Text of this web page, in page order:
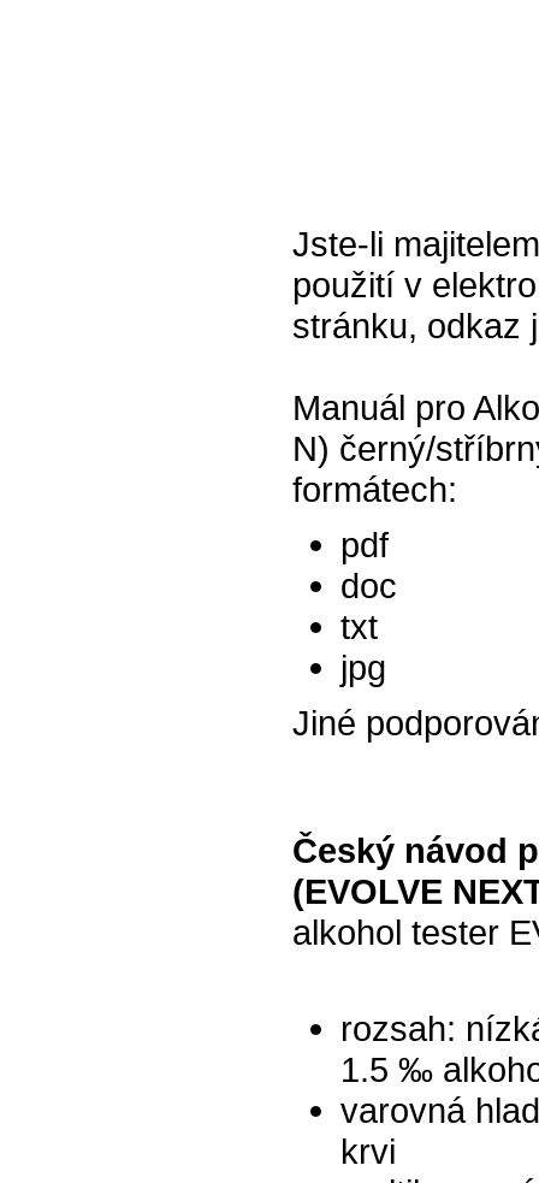
Jste-li
použití v
stránku, odkaz
Manuál pro
N) černý/
formátech:
pdf
doc
txt
jpg
Jiné
Český návod
(EVOLVE
alkohol tester
rozsah:
1.5 ‰
varovná
krvi